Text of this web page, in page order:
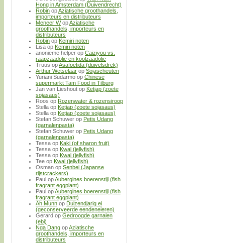
Hong in Amsterdam (Duivendrecht)
Robin opAziatische groothandels,
importeurs en distributeurs
Meneer WopAziatische
groothandels, importeurs en
distributeurs
Robin op Kemiri noten
Lisa op Kemiri noten
anonieme helper op Caiziyou vs.
raapzaadolie en koolzaadolie
Truus opAsafoetida (duivelsdrek)
Arthur Wetselaar op Sojascheuten
Yuriani Sudarmo op Chinese
supermarkt Tam Food in Tilburg
Jan van Lieshout op Ketjap (zoete
sojasaus)
Roos op Rozenwater & rozensiroop
Stella op Ketjap (zoete sojasaus)
Stella op Ketjap (zoete sojasaus)
Stefan Schuwer op Petis Udang
(garnalenpasta)
Stefan Schuwer op Petis Udang
(garnalenpasta)
Tessa op Kaki (of sharon fruit)
Tessa op Kwal (jellyfish)
Tessa op Kwal (jellyfish)
Tee op Kwal (jellyfish)
Osman op Senbei (Japanse
rijstcrackers)
Paul opAubergines boerenstijl (fish
fragrant eggplant)
Paul opAubergines boerenstijl (fish
fragrant eggplant)
Ah Munn op Duizendjarig ei
(geconserveerde eendeneieren)
Gerard op Gedroogde garnalen
(ebi)
Nga Dang opAziatische
groothandels, importeurs en
distributeurs